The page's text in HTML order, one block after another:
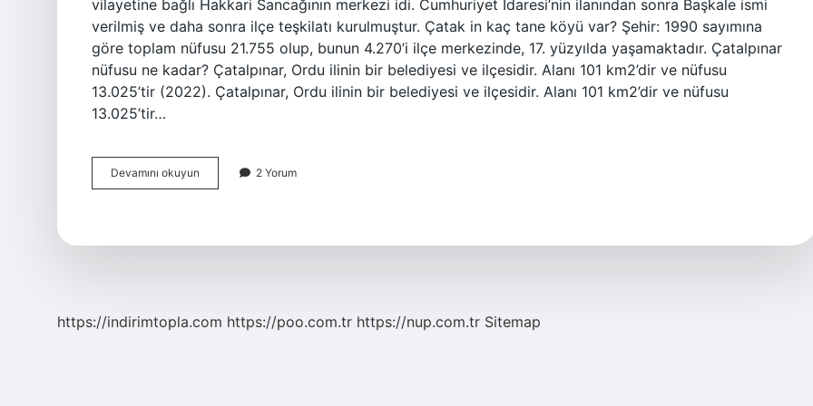
vilayetine bağlı Hakkari Sancağının merkezi idi. Cumhuriyet İdaresi’nin ilanından sonra Başkale ismi
verilmiş ve daha sonra ilçe teşkilatı kurulmuştur. Çatak in kaç tane köyü var? Şehir: 1990 sayımına
göre toplam nüfusu 21.755 olup, bunun 4.270’i ilçe merkezinde, 17. yüzyılda yaşamaktadır. Çatalpınar
nüfusu ne kadar? Çatalpınar, Ordu ilinin bir belediyesi ve ilçesidir. Alanı 101 km2’dir ve nüfusu
13.025’tir (2022). Çatalpınar, Ordu ilinin bir belediyesi ve ilçesidir. Alanı 101 km2’dir ve nüfusu
13.025’tir…
Devamını okuyun
Nüfusu
2 Yorum
https://indirimtopla.com https://poo.com.tr https://nup.com.tr Sitemap